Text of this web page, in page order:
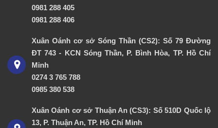
0981 288 405
0981 288 406
Xuân Oánh cơ sở Sóng Thần (CS2): Số 79 Đường
ĐT 743 - KCN Sóng Thần, P. Bình Hòa, TP. Hồ Chí
Minh
0274 3 765 788
0985 380 538
Xuân Oánh cơ sở Thuận An (CS3): Số 510D Quốc lộ
13, P. Thuận An, TP. Hồ Chí Minh